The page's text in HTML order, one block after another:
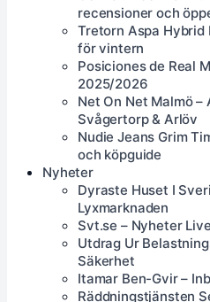
recensioner och
Tretorn Aspa
för vintern
Posiciones de Real
2025/2026
Net On Net Malmö –
Svågertorp & Arlöv
Nudie Jeans Grim
och köpguide
Nyheter
Dyraste Huset I
Lyxmarknaden
Svt.se – Nyheter
Utdrag Ur
Säkerhet
Itamar Ben-Gvir –
Räddningstjänsten